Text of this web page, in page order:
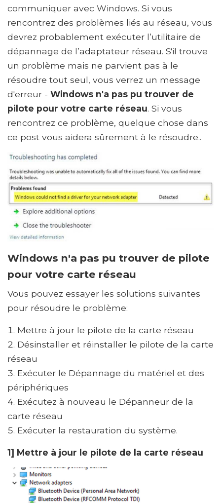
communiquer avec Windows. Si vous
rencontrez des problèmes liés au réseau, vous
devrez probablement exécuter l’utilitaire de
dépannage de l’adaptateur réseau. S'il trouve
un problème mais ne parvient pas à le
résoudre tout seul, vous verrez un message
d'erreur - Windows n'a pas pu trouver de
pilote pour votre carte réseau. Si vous
rencontrez ce problème, quelque chose dans
ce post vous aidera sûrement à le résoudre..
Windows n'a pas pu trouver de pilote
pour votre carte réseau
Vous pouvez essayer les solutions suivantes
pour résoudre le problème:
Mettre à jour le pilote de la carte réseau
Désinstaller et réinstaller le pilote de la carte
réseau
Exécuter le Dépannage du matériel et des
périphériques
Exécutez à nouveau le Dépanneur de la
carte réseau
Exécuter la restauration du système.
1] Mettre à jour le pilote de la carte réseau